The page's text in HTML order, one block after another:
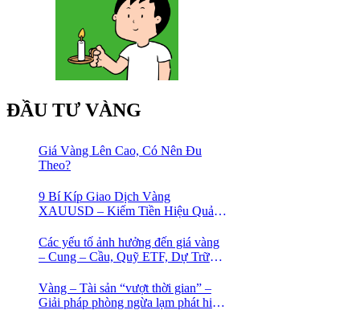
ĐẦU TƯ VÀNG
Giá Vàng Lên Cao, Có Nên Đu
Theo?
9 Bí Kíp Giao Dịch Vàng
XAUUSD – Kiếm Tiền Hiệu Quả
Các yếu tố ảnh hưởng đến giá vàng
– Cung – Cầu, Quỹ ETF, Dự Trữ
Vàng – Tài sản “vượt thời gian” –
Giải pháp phòng ngừa lạm phát hiệu